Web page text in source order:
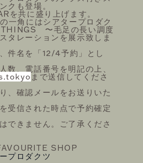
クも登場。
を共に盛り上げます。
一角にはシアタープロダク
〜毛足の長い調度
タレーションを展示致しま
件名を「12/4予約」とし
数、電話番号を明記の上、
まで送信してくださ
、確認メールをお送りいた
受信された時点で予約確定
できません。ご了承くださ
SHOP
プロダクツ